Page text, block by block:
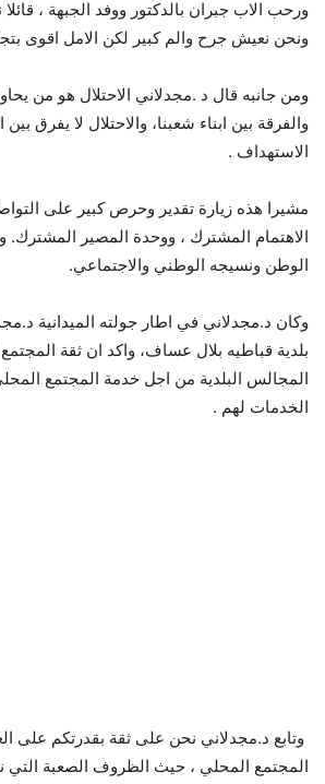
ورحب الاب جبران بالدكتور ووفد الجبهة ، قائلا
ونحن نعيش جرح والم كبير لكن الامل اقوى
ومن جانبه قال د .مجدلاني الاحتلال هو من
والفرقة بين ابناء شعبنا، والاحتلال لا يفرق
الاستهداف .
مشيرا هذه زيارة تقدير وحرص كبير على
الاهتمام المشترك ، ووحدة المصير المشترك.
الوطن ونسيجه الوطني والاجتماعي.
وكان د.مجدلاني في اطار جولته الميدانية
بلدية قباطيه بلال عساف، واكد ان ثقة المجتمع
المجالس البلدية من اجل خدمة المجتمع
الخدمات لهم .
وتابع د.مجدلاني نحن على ثقة بقدرتكم على
المجتمع المحلي ، حيث الظروف الصعبة التي